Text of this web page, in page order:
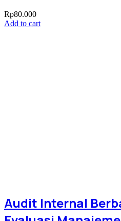
Rp80.000
Add to cart
Audit Internal